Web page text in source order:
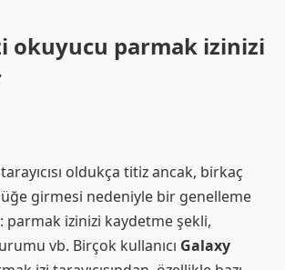
okuyucu parmak izinizi
oldukça titiz ancak, birkaç
girmesi nedeniyle bir genelleme
parmak izinizi kaydetme şekli,
vb. Birçok kullanıcı Galaxy